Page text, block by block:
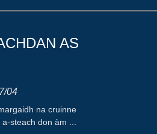
AS
04
na cruinne
a-steach don àm ...